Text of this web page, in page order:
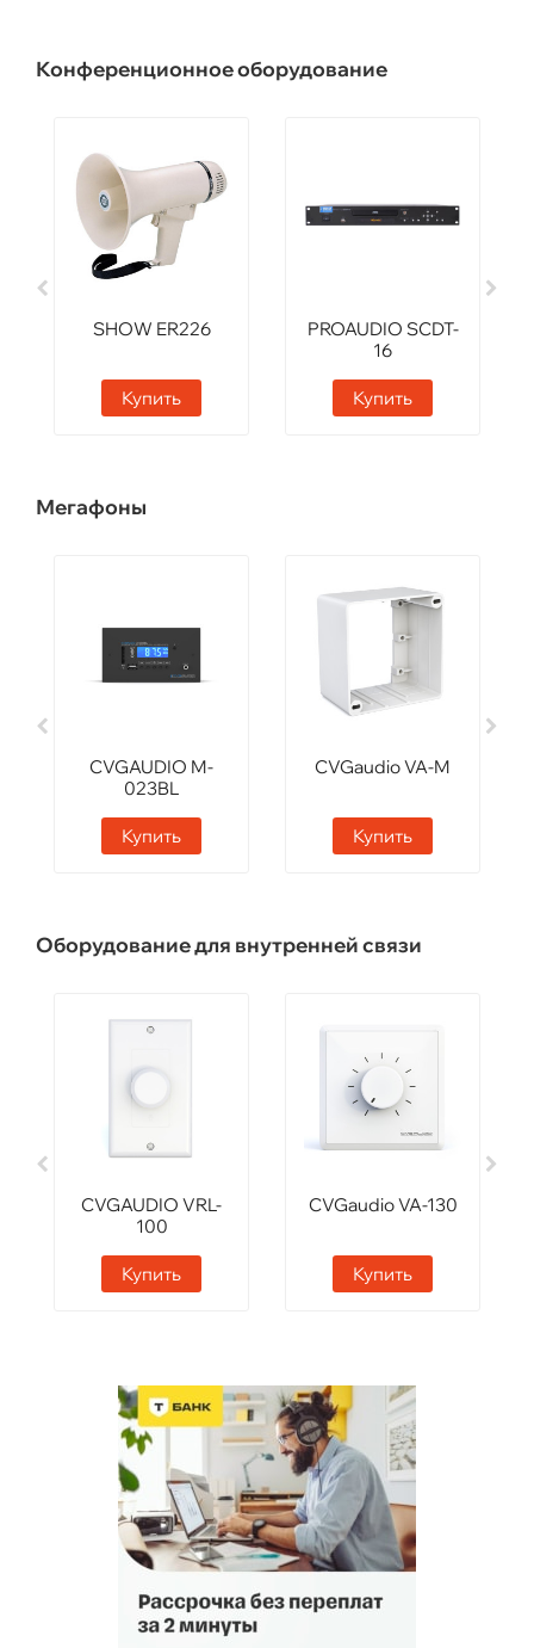
Конференционное оборудование
SHOW ER226
Купить
PROAUDIO SCDT-
16
Купить
Мегафоны
CVGAUDIO M-
023BL
Купить
CVGaudio VA-M
Купить
Оборудование для внутренней связи
CVGAUDIO VRL-
100
Купить
CVGaudio VA-130
Купить